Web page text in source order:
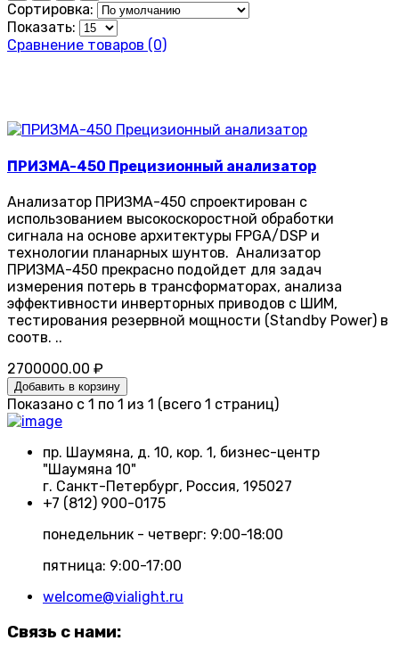
Сортировка:
Показать:
Сравнение товаров (0)
ПРИЗМА-450 Прецизионный анализатор
Анализатор ПРИЗМА-450 спроектирован с
использованием высокоскоростной обработки
сигнала на основе архитектуры FPGA/DSP и
технологии планарных шунтов. Анализатор
ПРИЗМА-450 прекрасно подойдет для задач
измерения потерь в трансформаторах, анализа
эффективности инверторных приводов с ШИМ,
тестирования резервной мощности (Standby Power) в
соотв. ..
2700000.00 ₽
Добавить в корзину
Показано с 1 по 1 из 1 (всего 1 страниц)
пр. Шаумяна, д. 10, кор. 1, бизнес-центр
"Шаумяна 10"
г. Санкт-Петербург, Россия, 195027
+7 (812) 900-0175
понедельник - четверг: 9:00-18:00
пятница: 9:00-17:00
welcome@vialight.ru
Связь с нами: